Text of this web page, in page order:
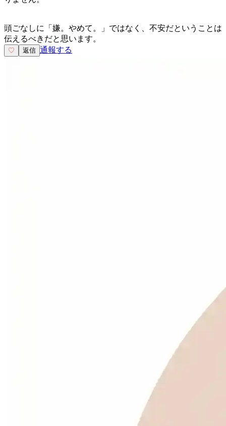
頭ごなしに「嫌。やめて。」ではなく、不安だということは
伝えるべきだと思います。
♡ 返信 通報する